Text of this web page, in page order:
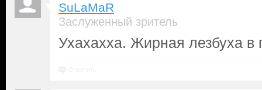
SuLaMaR
Заслуженный зритель
Ухахахха. Жирная лезбуха в